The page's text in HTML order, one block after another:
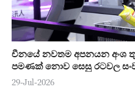
චීනයේ නවතම අපනයන අංශ
පමණක් නොව සෙසු රටවල
ශක්තියක්
29-Jul-2026